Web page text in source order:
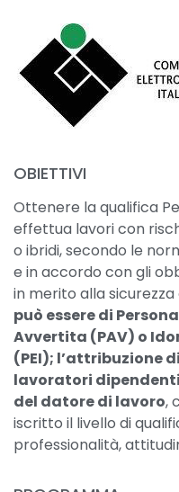
OBIETTIVI
Ottenere la qualifica
effettua lavori con
o ibridi, secondo le
e in accordo con gli
in merito alla
può essere di
Avvertita (PAV) o
(PEI); l’attribuzione
lavoratori
del datore di lavoro,
iscritto il livello di
professionalità,